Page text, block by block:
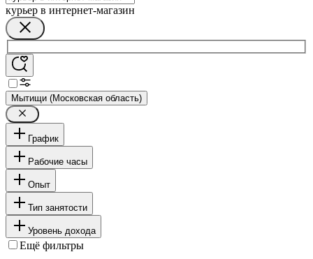
курьер в интернет-магазин
Мытищи (Московская область)
График
Рабочие часы
Опыт
Тип занятости
Уровень дохода
Ещё фильтры